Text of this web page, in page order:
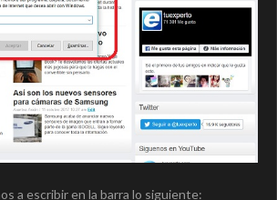
a escribir en la barra lo siguiente: